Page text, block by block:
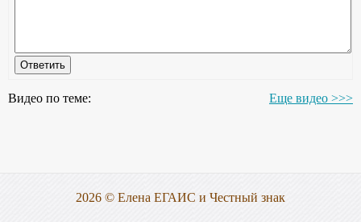
Видео по теме: Еще видео >>>
2026 © Елена ЕГАИС и Честный знак